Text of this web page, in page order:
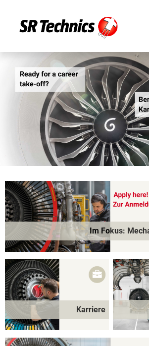
Englisch
Im Fokus: Mechaniker-Positionen
FAQ
Bewerbungstipps
Im Fokus:
Karriere